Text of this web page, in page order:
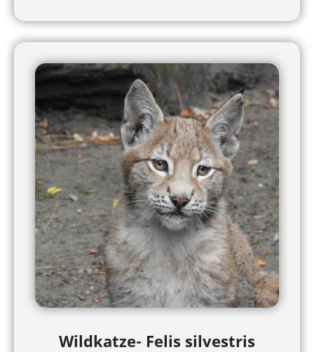
Wildkatze- Felis silvestris